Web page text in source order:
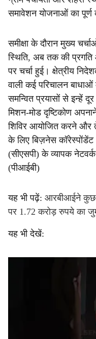
समावेशन योजनाओं का
समीक्षा के दौरान मुख्य
स्थिति, अब तक की प्रगति
पर चर्चा हुई। क्षेत्रीय
वाली कई परिचालन
समन्वित प्रयासों से इन्हें
मिशन-मोड दृष्टिकोण
शिविर आयोजित करने
के लिए बिज़नेस कॉरेस्पोंडेंट
(सीएसपी) के व्यापक नेटवर्क
(पीआईबी)
यह भी पढ़ें: आरबीआईने कुछ
पर 1.72 करोड़ रुपये का
यह भी देखें: